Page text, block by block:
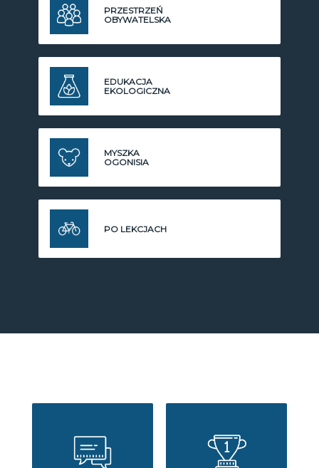
PRZESTRZEŃ
OBYWATELSKA
EDUKACJA
EKOLOGICZNA
MYSZKA
OGONISIA
PO LEKCJACH